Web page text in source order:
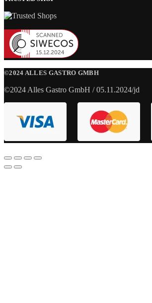
©2024 ALLES GASTRO GMBH
©2024 Alles Gastro GmbH / 05.11.2024/jd